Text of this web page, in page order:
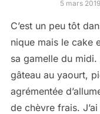
5 mars 2019
C’est un peu tôt
nique mais le cake
sa gamelle du
gâteau au yaourt,
agrémentée
de chèvre frais.